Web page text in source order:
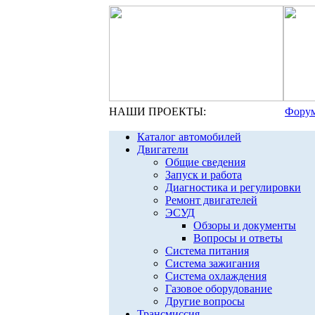
НАШИ ПРОЕКТЫ:
Каталог автомобилей
Двигатели
Общие сведения
Запуск и работа
Диагностика и регулировки
Ремонт двигателей
ЭСУД
Обзоры и документы
Вопросы и ответы
Система питания
Система зажигания
Система охлаждения
Газовое оборудование
Другие вопросы